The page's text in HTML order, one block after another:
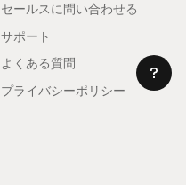
セールスに問い合わせる
サポート
よくある質問
プライバシーポリシー